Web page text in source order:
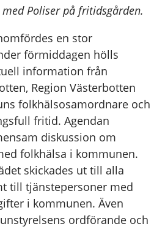
Poliser på fritidsgården.
en stor
förmiddagen hölls
information från
Region Västerbotten
folkhälsosamordnare och
fritid. Agendan
diskussion om
folkhälsa i kommunen.
skickades ut till alla
till tjänstepersoner med
i kommunen. Även
ordförande och